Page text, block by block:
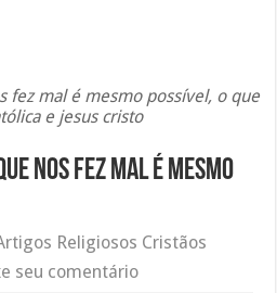
fez mal é mesmo possível, o que
e jesus cristo
nos fez mal é mesmo
Religiosos Cristãos
seu comentário